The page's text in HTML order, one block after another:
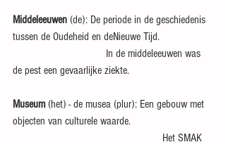
Middeleeuwen (de): De periode in de geschiedenis
tussen de Oudeheid en deNieuwe Tijd.
de pest een gevaarlijke ziekte.
Museum (het) - de musea (plur): Een gebouw met
objecten van culturele waarde.